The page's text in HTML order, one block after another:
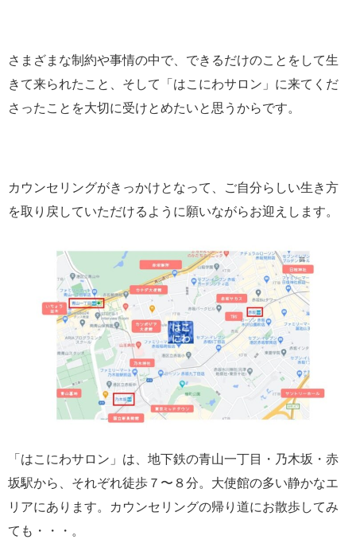
さまざまな制約や事情の中で、できるだけのことをして生
きて来られたこと、そして「はこにわサロン」に来てくだ
さったことを大切に受けとめたいと思うからです。
カウンセリングがきっかけとなって、ご自分らしい生き方
を取り戻していただけるように願いながらお迎えします。
「はこにわサロン」は、地下鉄の青山一丁目・乃木坂・赤
坂駅から、それぞれ徒歩７〜８分。大使館の多い静かなエ
リアにあります。カウンセリングの帰り道にお散歩してみ
ても・・・。